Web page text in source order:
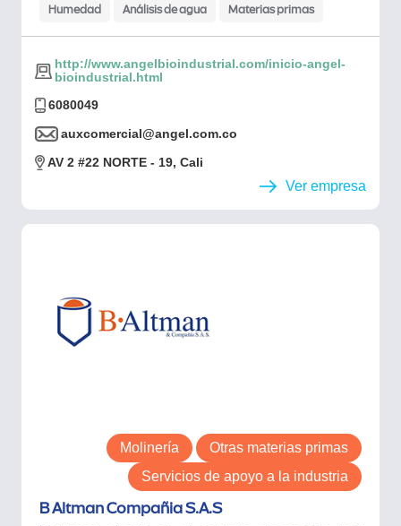
Humedad Análisis de agua Materias primas
http://www.angelbioindustrial.com/inicio-angel-
bioindustrial.html
6080049
auxcomercial@angel.com.co
AV 2 #22 NORTE - 19, Cali
Ver empresa
Molinería
Otras materias primas
Servicios de apoyo a la industria
B Altman Compañia S.A.S